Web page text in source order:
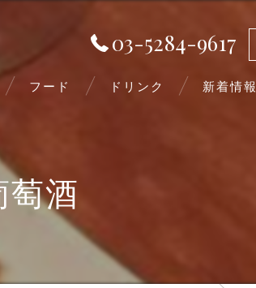
03-5284-9617
フード ドリンク 新着情報
酒